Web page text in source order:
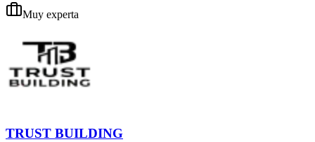
Muy experta
TRUST BUILDING